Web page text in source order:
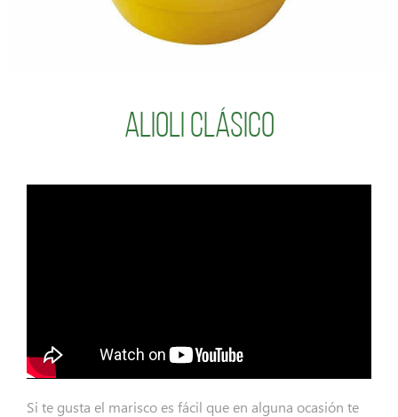
Alioli Clásico
Si te gusta el marisco es fácil que en alguna ocasión te